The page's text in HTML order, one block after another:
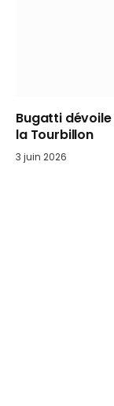
Bugatti
la Tourbillon
3 juin 2026